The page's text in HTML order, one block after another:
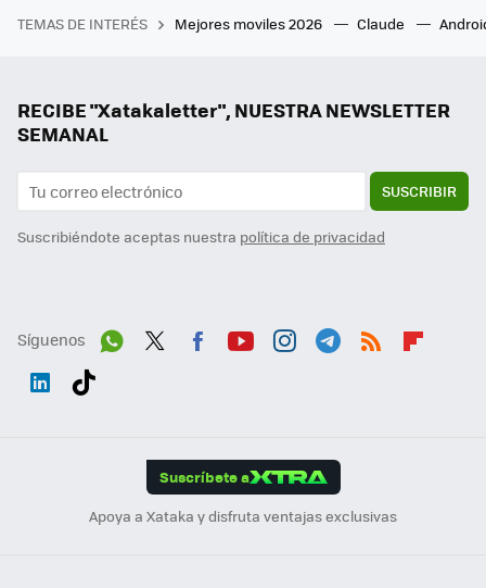
TEMAS DE INTERÉS Mejores moviles 2026 Claude
RECIBE "Xatakaletter", NUESTRA NEWSLETTER
SEMANAL
SUSCRIBIR
Suscribiéndote aceptas nuestra política de privacidad
Síguenos
Suscríbete a
Apoya a Xataka y disfruta ventajas exclusivas